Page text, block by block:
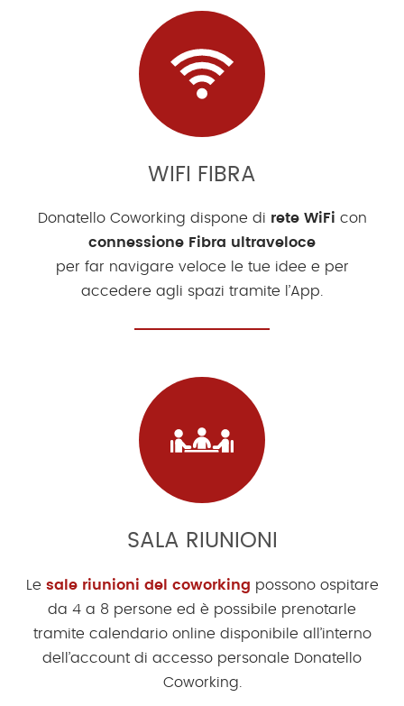
WIFI FIBRA
Donatello Coworking dispone di rete WiFi con
connessione Fibra ultraveloce
per far navigare veloce le tue idee e per
accedere agli spazi tramite l’App.
SALA RIUNIONI
Le sale riunioni del coworking possono ospitare
da 4 a 8 persone ed è possibile prenotarle
tramite calendario online disponibile all’interno
dell’account di accesso personale Donatello
Coworking.